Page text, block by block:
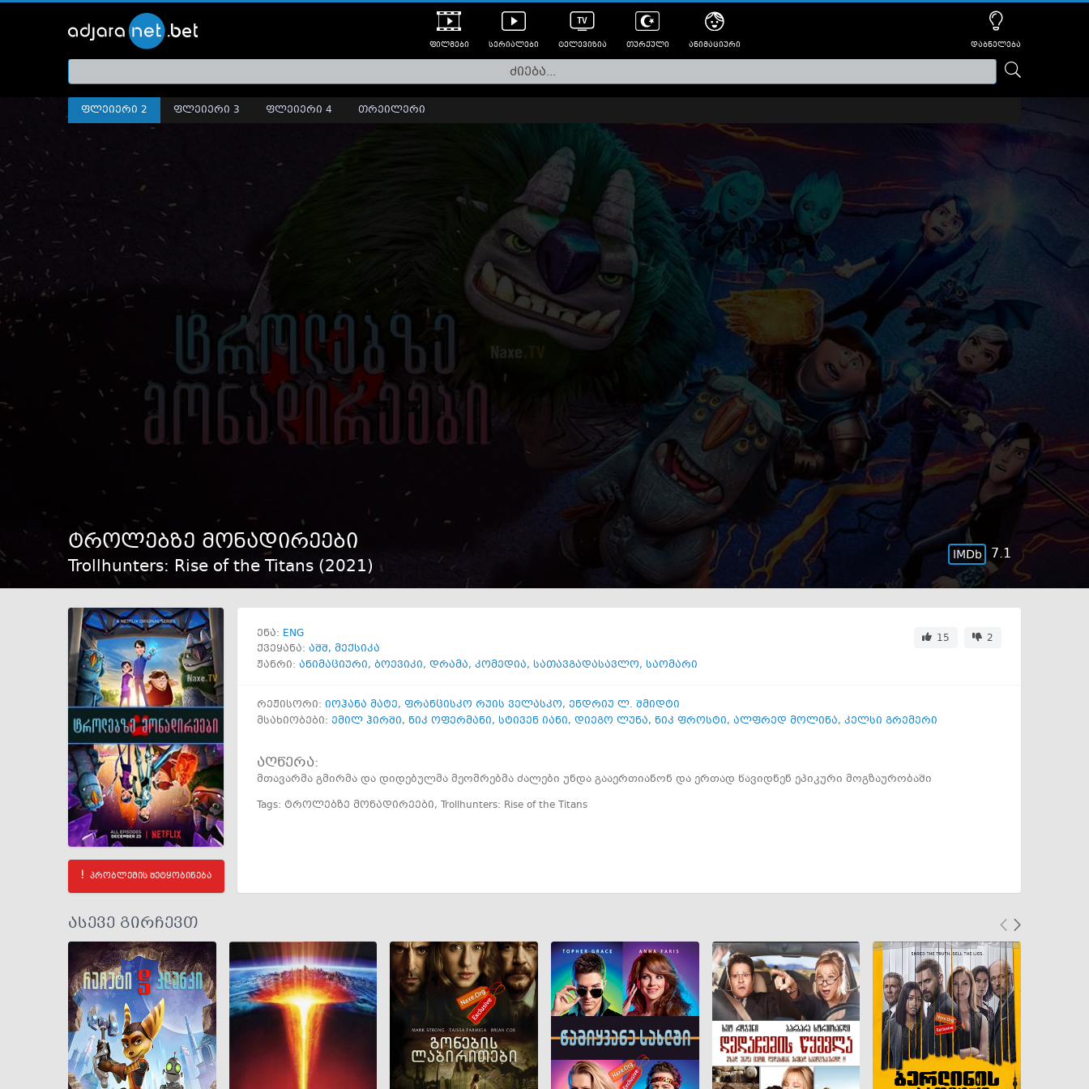
ფილმები
თრეილერები
სერიალები ტელევიზია თურქული ანიმაციური დაბნელება
ფლეიერი 2 ფლეიერი 3 ფლეიერი 4 თრეილერი
ტროლებზე მონადირეები
Trollhunters: Rise of the Titans (2021)
7.1
პრობლემის შეტყობინება
ენა: ENG
ქვეყანა: აშშ, მექსიკა
15
2
ჟანრი: ანიმაციური, ბოევიკი, დრამა, კომედია, სათავგადასავლო, საომარი
რეჟისორი: იოჰანა მატე, ფრანცისკო რუის ველასკო, ენდრიუ ლ. შმიდტი
მსახიობები: ემილ ჰირში, ნიკ ოფერმანი, სტივენ იანი, დიეგო ლუნა, ნიკ ფროსტი, ალფრედ მოლინა, კელსი გრემერი
აღწერა:
მთავარმა გმირმა და დიდებულმა მეომრებმა ძალები უნდა გააერთიანონ და ერთად წავიდნენ ეპიკური მოგზაურობაში
Tags: ტროლებზე მონადირეები, Trollhunters: Rise of the Titans
ასევე გირჩევთ